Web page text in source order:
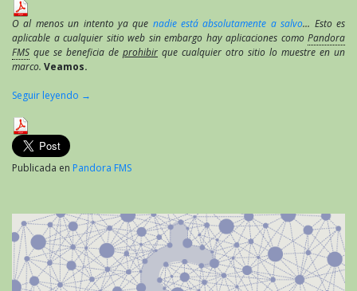
O al menos un intento ya que nadie está absolutamente a salvo… Esto es
aplicable a cualquier sitio web sin embargo hay aplicaciones como Pandora
FMS que se beneficia de prohibir que cualquier otro sitio lo muestre en un
marco. Veamos.
Seguir leyendo →
Publicada en Pandora FMS